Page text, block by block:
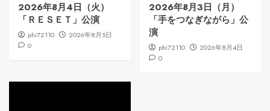
2026年8月4日（火）
「ＲＥＳＥＴ」公演
phi72110
2026年8月5日
0
2026年8月3日（月）
「手をつなぎながら」公
演
phi72110
2026年8月4日
0